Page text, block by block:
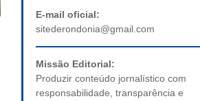
E-mail oficial:
sitederondonia@gmail.com
Missão Editorial:
Produzir conteúdo jornalístico com
responsabilidade, transparência e